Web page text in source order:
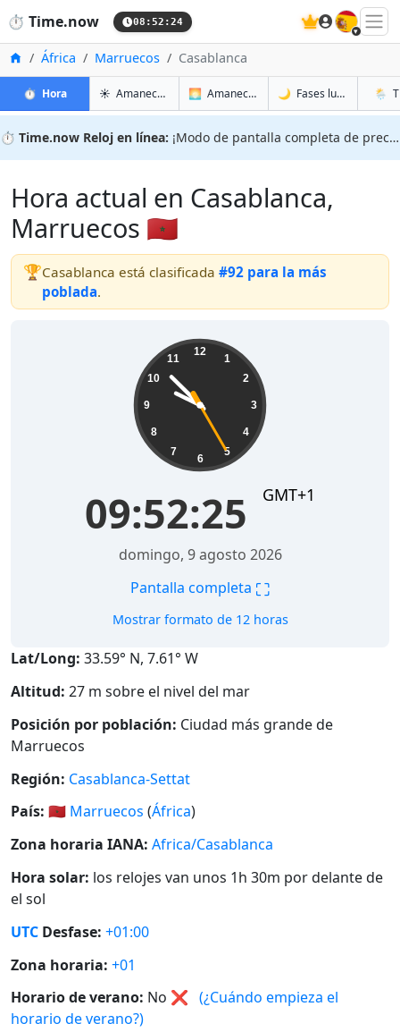
⏱️ Time.now 08:52:25 🇪🇸
InicioÁfrica Marruecos Casablanca
⏱️ Horaen Casablanca
☀️ Amanecer y atardecer en Casablanca
🌅 Amanecer y atardecer mañana en
🌙 Fases lunares en
🌦️
⏱️ Time.now Reloj en línea: ¡Modo de pantalla completa de precisión!
Hora actual en Casablanca,
Marruecos 🇲🇦
🏆Casablanca está clasificada #92 para la más
poblada.
12
1
2
3
4
5
6
7
8
9
10
11
09:52:25 GMT+1
domingo, 9 agosto 2026
Pantalla completa ⛶
Mostrar formato de 12 horas
Lat/Long: 33.59° N, 7.61° W
Altitud: 27 m sobre el nivel del mar
Posición por población: Ciudad más grande de
Marruecos
Región: Casablanca-Settat
País: 🇲🇦 Marruecos (África)
Zona horaria IANA: Africa/Casablanca
Hora solar: los relojes van unos 1h 30m por delante de
el sol
UTC Desfase: +01:00
Zona horaria: +01
Horario de verano: No ❌ (¿Cuándo empieza el
horario de verano?)